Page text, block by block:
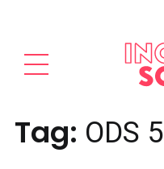
Tag: ODS 5